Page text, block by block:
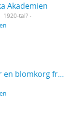
Akademien
1920-tal?
Selma Lagerlöf emottar en blomkorg från en flicka efter talet för Svenskbyborna på Operan 1929